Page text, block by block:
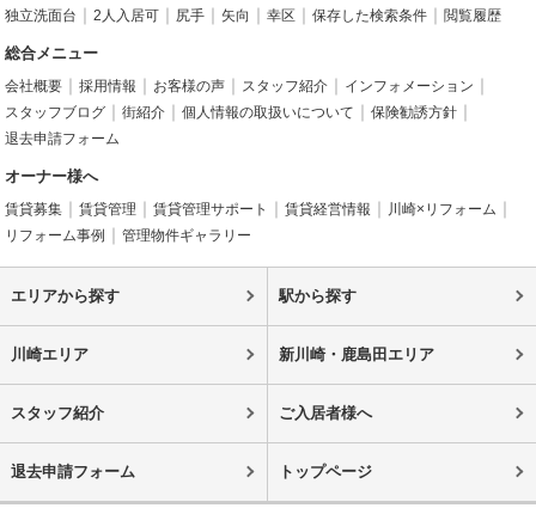
独立洗面台
2人入居可 尻手 矢向 幸区 保存した検索条件 閲覧履歴
総合メニュー
会社概要 採用情報 お客様の声 スタッフ紹介
インフォメーション
スタッフブログ
街紹介 個人情報の取扱いについて
保険勧誘方針
退去申請フォーム
オーナー様へ
賃貸募集 賃貸管理 賃貸管理サポート 賃貸経営情報
川崎×リフォーム
リフォーム事例
管理物件ギャラリー
エリアから探す 駅から探す
川崎エリア 新川崎・鹿島田エリア
スタッフ紹介 ご入居者様へ
退去申請フォーム トップページ